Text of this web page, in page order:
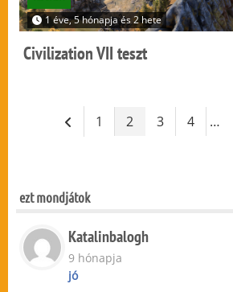
1 éve, 5 hónapja és 2 hete
Civilization VII teszt
1 2 3 4 …
ezt mondjátok
Katalinbalogh
9 hónapja
jó